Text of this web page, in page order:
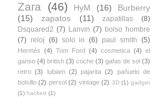
Zara (46) HyM (16)
Burberry
(15)
zapatos (11) zapatillas
(8)
Dsquared2 (7) Lanvin (7) bolso hombre
(7) reloj (6) solo io (6) paul smith (5)
Hermés (4) Tom Ford (4) cosmetica (4) el
ganso (4) british (3) coche (3) gafas de sol (3)
retro (3) lubiam (2) pajarita (2)
pañuelo de
bolsillo (2) persol (2) vintage (2) 3D (1) gadget
(1) hackett (1)